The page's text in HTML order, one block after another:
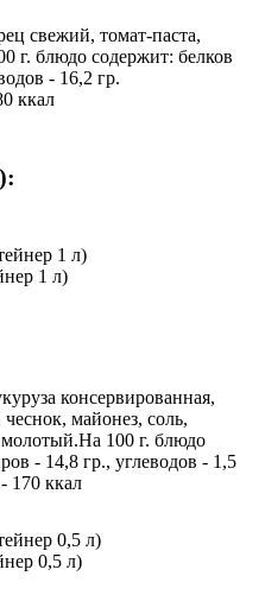
свежий, томат-паста,
г. блюдо содержит: белков
- 16,2 гр.
ккал
1 л)
консервированная,
майонез, соль,
100 г. блюдо
- 14,8 гр., углеводов - 1,5
170 ккал
0,5 л)